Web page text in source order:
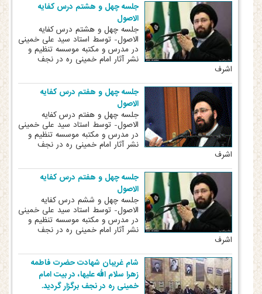
جلسه چهل و هشتم درس کفایه
الاصول
جلسه چهل و هشتم درس کفایه
الاصول- توسط استاد سید علی خمینی
در مدرس و مکتبه موسسه تنظیم و
نشر آثار امام خمینی ره در نجف
اشرف
جلسه چهل و هفتم درس کفایه
الاصول
جلسه چهل و هفتم درس کفایه
الاصول- توسط استاد سید علی خمینی
در مدرس و مکتبه موسسه تنظیم و
نشر آثار امام خمینی ره در نجف
اشرف
جلسه چهل و هفتم درس کفایه
الاصول
جلسه چهل و ششم درس کفایه
الاصول- توسط استاد سید علی خمینی
در مدرس و مکتبه موسسه تنظیم و
نشر آثار امام خمینی ره در نجف
اشرف
شام غریبان شهادت حضرت فاطمه
زهرا سلام الله علیها، در بیت امام
خمینی ره در نجف برگزار گردید.